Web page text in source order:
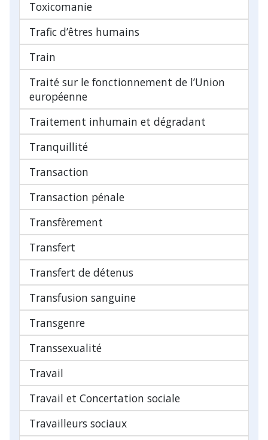
Toxicomanie
Trafic d’êtres humains
Train
Traité sur le fonctionnement de l’Union
européenne
Traitement inhumain et dégradant
Tranquillité
Transaction
Transaction pénale
Transfèrement
Transfert
Transfert de détenus
Transfusion sanguine
Transgenre
Transsexualité
Travail
Travail et Concertation sociale
Travailleurs sociaux